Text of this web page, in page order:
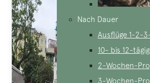
Nach Dauer
Ausflüge 1-2-
10- bis 12-
2-Wochen-
3-Wochen-